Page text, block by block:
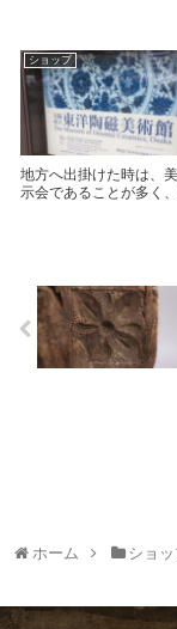
ショップ
地方へ出掛けた時は、
示会であることが多く
ホーム ショ